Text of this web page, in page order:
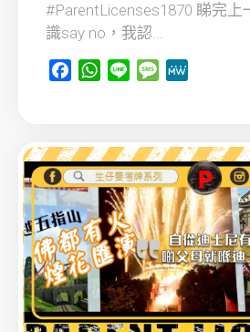
#ParentLicenses1870 睇完上
識say no，我認...
FacebookWhatsApp
Line Message